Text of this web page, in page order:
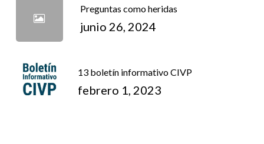
Preguntas como heridas
junio 26, 2024
13 boletín informativo CIVP
febrero 1, 2023